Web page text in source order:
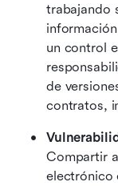
trabajando
un control
de
contratos,
Compartir
electrónico